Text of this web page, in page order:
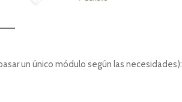
un único módulo según las necesidades):